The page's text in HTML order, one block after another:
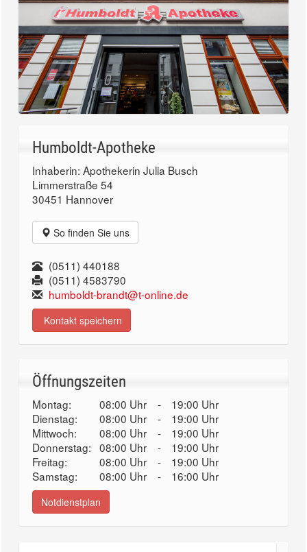
Humboldt-Apotheke
Inhaberin: Apothekerin Julia Busch
Limmerstraße 54
30451 Hannover
So finden Sie uns
(0511) 440188
(0511) 4583790
humboldt-brandt@t-online.de
Kontakt speichern
Öffnungszeiten
Montag: 08:00 Uhr -
19:00 Uhr
Dienstag:
08:00 Uhr -
19:00 Uhr
Mittwoch:
08:00 Uhr -
19:00 Uhr
Donnerstag: 08:00 Uhr -
19:00 Uhr
Freitag:
08:00 Uhr -
19:00 Uhr
Samstag:
08:00 Uhr - 16:00 Uhr
Notdienstplan